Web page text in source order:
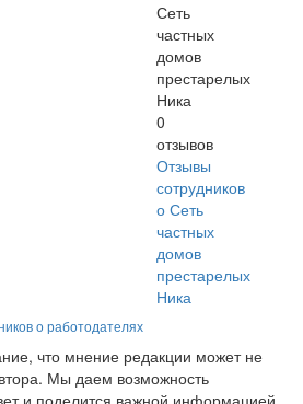
Сеть
частных
домов
престарелых
Ника
0
отзывов
Отзывы
сотрудников
о Сеть
частных
домов
престарелых
Ника
о работодателях
что мнение редакции может не
Мы даем возможность
и поделится важной информацией